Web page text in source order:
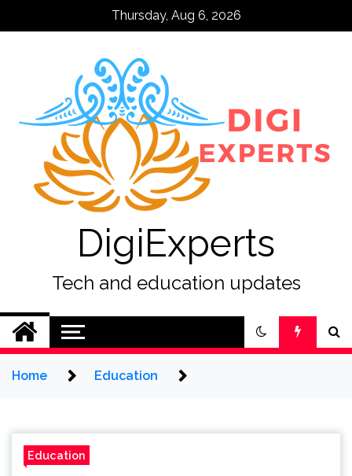
Thursday, Aug 6, 2026
DigiExperts
Tech and education updates
Home Education
Education